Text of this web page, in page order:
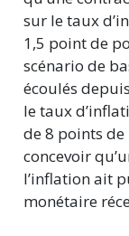
sur le taux
1,5 point de
scénario de
écoulés
le taux
de 8 points
concevoir
l’inflation ait
monétaire